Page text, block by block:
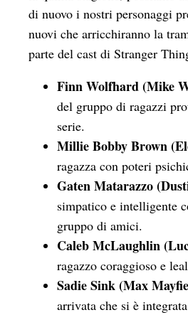
di nuovo i nostri personaggi
nuovi che arricchiranno la
parte del cast di Stranger
Finn Wolfhard (Mike
del gruppo di ragazzi
serie.
Millie Bobby Brown
ragazza con poteri
Gaten Matarazzo
simpatico e intelligente
gruppo di amici.
Caleb McLaughlin
ragazzo coraggioso e
Sadie Sink (Max
arrivata che si è